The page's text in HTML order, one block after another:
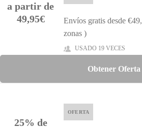
a partir de
49,95€
Envíos gratis desde
zonas )
USADO 19 VECES
Obtener Oferta
25% de
OFERTA